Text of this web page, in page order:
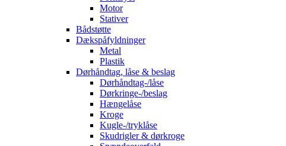
Motor
Stativer
Bådstøtte
Dækspåfyldninger
Metal
Plastik
Dørhåndtag, låse & beslag
Dørhåndtag-/låse
Dørkringe-/beslag
Hængelåse
Kroge
Kugle-/tryklåse
Skudrigler & dørkroge